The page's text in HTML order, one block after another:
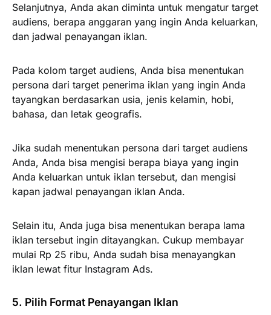
Selanjutnya, Anda akan diminta untuk mengatur target
audiens, berapa anggaran yang ingin Anda keluarkan,
dan jadwal penayangan iklan.
Pada kolom target audiens, Anda bisa menentukan
persona dari target penerima iklan yang ingin Anda
tayangkan berdasarkan usia, jenis kelamin, hobi,
bahasa, dan letak geografis.
Jika sudah menentukan persona dari target audiens
Anda, Anda bisa mengisi berapa biaya yang ingin
Anda keluarkan untuk iklan tersebut, dan mengisi
kapan jadwal penayangan iklan Anda.
Selain itu, Anda juga bisa menentukan berapa lama
iklan tersebut ingin ditayangkan. Cukup membayar
mulai Rp 25 ribu, Anda sudah bisa menayangkan
iklan lewat fitur Instagram Ads.
5. Pilih Format Penayangan Iklan